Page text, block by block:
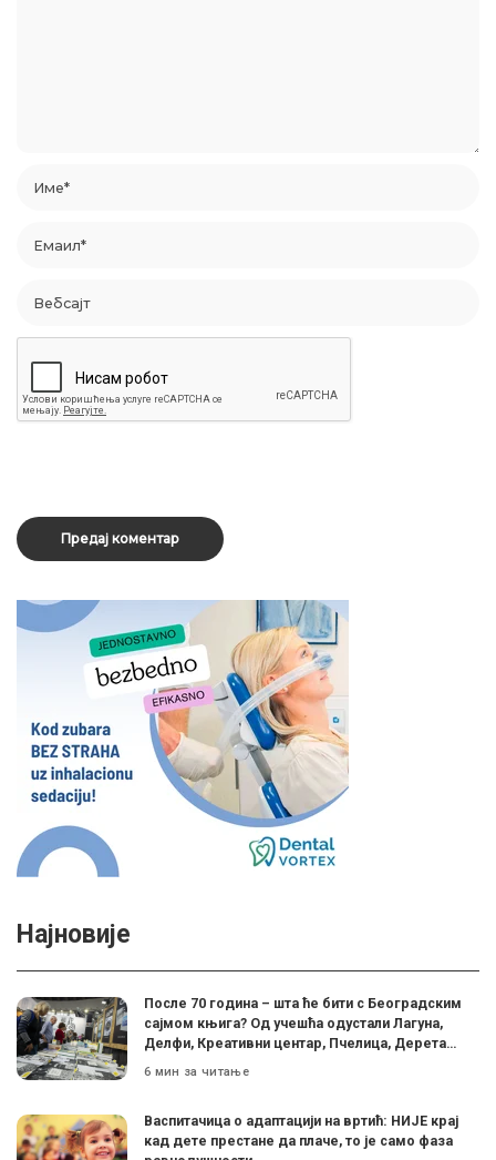
Најновије
После 70 година – шта ће бити с Београдским
сајмом књига? Од учешћа одустали Лагуна,
Делфи, Креативни центар, Пчелица, Дерета…
6 мин за читање
Васпитачица о адаптацији на вртић: НИЈЕ крај
кад дете престане да плаче, то је само фаза